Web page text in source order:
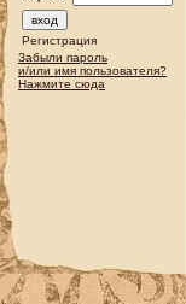
Регистрация
Забыли пароль
и/или имя пользователя?
Нажмите сюда